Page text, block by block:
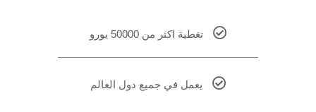
تغطية اكثر من 50000 يورو
يعمل في جميع دول العالم